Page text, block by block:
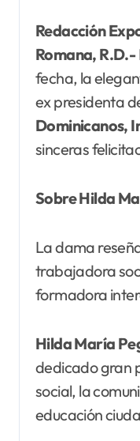
Redacción
Romana, R.D.-
fecha, la
ex presidenta
Dominicanos,
sinceras
Sobre Hilda
La dama
trabajadora
formadora
Hilda María
dedicado gran
social, la
educación